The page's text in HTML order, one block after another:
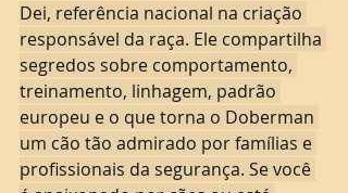
Dei, referência nacional na criação
responsável da raça. Ele compartilha
segredos sobre comportamento,
treinamento, linhagem, padrão
europeu e o que torna o Doberman
um cão tão admirado por famílias e
profissionais da segurança. Se você